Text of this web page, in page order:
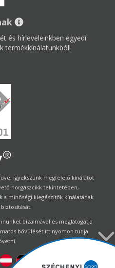
és hírleveleinkben egyedi
termékkínálatunkból!
igyekszünk megfelelő kínálatot
horgászcikk tekintetében,
minőségi kiegészítők kínálatának
bizalmával és meglátogatja
bővülését itt nyomon tudja